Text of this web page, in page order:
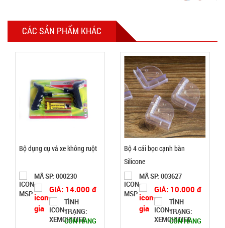
Găng tay
Slim túi
nilon rẻ (
T1000 )
MÃ
SP:
005066
GIÁ:
5.900 đ
TRẠNG:
CÒN HÀNG
Test ,
CÁC SẢN PHẨM KHÁC
Bộ dụng cụ vá xe không ruột
MÃ SP: 000230
GIÁ: 14.000 đ
TÌNH
TRẠNG:
CÒN HÀNG
Bộ 4 cái bọc cạnh bàn
Silicone
MÃ SP: 003627
GIÁ: 10.000 đ
TÌNH
TRẠNG:
CÒN HÀNG